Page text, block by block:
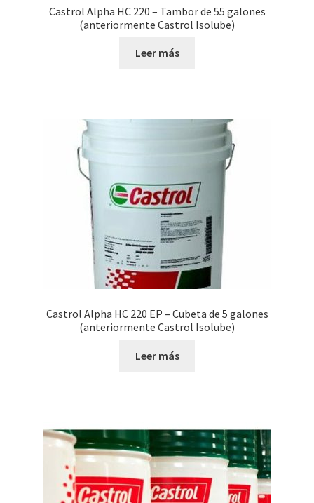
Castrol Alpha HC 220 – Tambor de 55 galones
(anteriormente Castrol Isolube)
Leer más
Castrol Alpha HC 220 EP – Cubeta de 5 galones
(anteriormente Castrol Isolube)
Leer más